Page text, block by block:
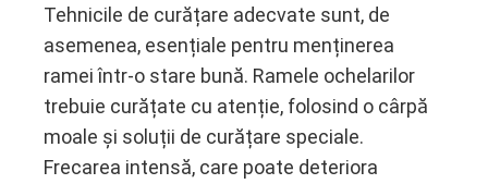
Tehnicile de curățare adecvate sunt, de
asemenea, esențiale pentru menținerea
ramei într-o stare bună. Ramele ochelarilor
trebuie curățate cu atenție, folosind o cârpă
moale și soluții de curățare speciale.
Frecarea intensă, care poate deteriora